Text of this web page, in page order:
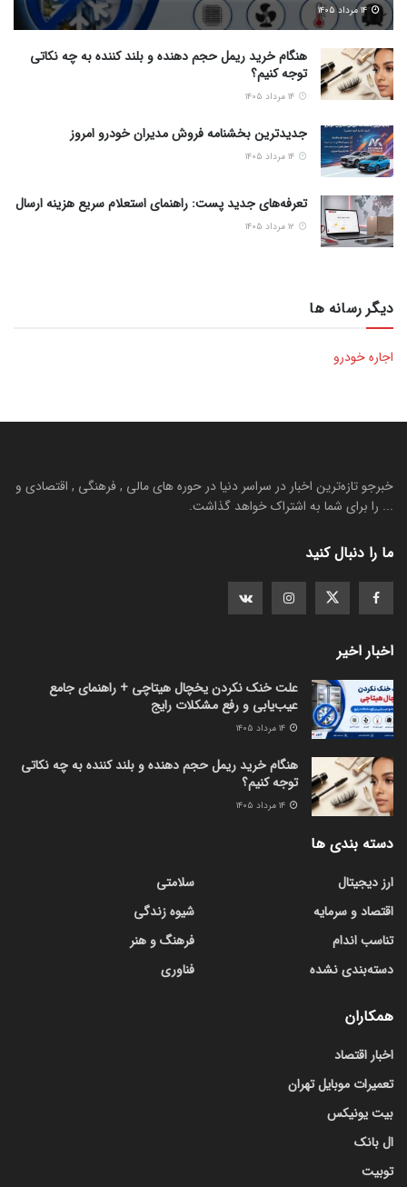
۱۴ مرداد ۱۴۰۵
هنگام خرید ریمل حجم دهنده و بلند کننده به چه نکاتی
توجه کنیم؟
جدیدترین بخشنامه فروش مدیران خودرو امروز
تعرفه‌های جدید پست: راهنمای استعلام سریع هزینه ارسال
دیگر رسانه ها
اجاره خودرو
خبرجو تازه‌ترین اخبار در سراسر دنیا در حوره های مالی , فرهنگی , اقتصادی و
... را برای شما به اشتراک خواهد گذاشت.
ما را دنبال کنید
اخبار اخیر
علت خنک نکردن یخچال هیتاچی + راهنمای جامع
عیب‌یابی و رفع مشکلات رایج
هنگام خرید ریمل حجم دهنده و بلند کننده به چه نکاتی
توجه کنیم؟
دسته بندی ها
ارز دیجیتال
اقتصاد و سرمایه
تناسب اندام
دسته‌بندی نشده
سلامتی
شیوه زندگی
فرهنگ و هنر
فناوری
همکاران
اخبار اقتصاد
تعمیرات موبایل تهران
بیت یونیکس
ال بانک
توبیت